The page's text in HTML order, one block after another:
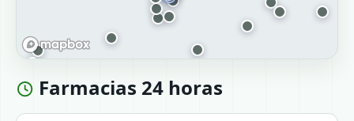
Farmacias 24 horas